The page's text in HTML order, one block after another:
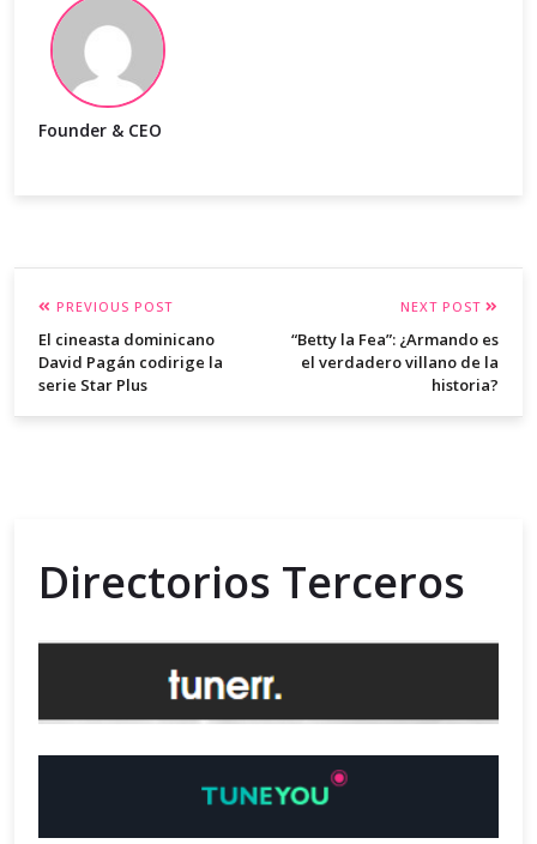
Founder & CEO
PREVIOUS POST
El cineasta dominicano
David Pagán codirige la
serie Star Plus
NEXT POST
“Betty la Fea”: ¿Armando es
el verdadero villano de la
historia?
Directorios Terceros